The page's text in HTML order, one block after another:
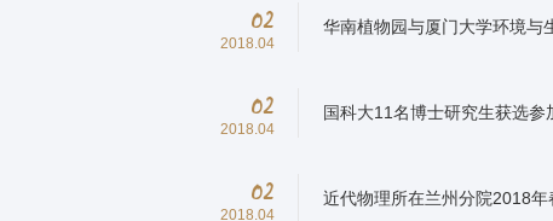
02
2018.04
华南植物园与厦门大学环境与
02
2018.04
国科大11名博士研究生获选
02
2018.04
近代物理所在兰州分院2018